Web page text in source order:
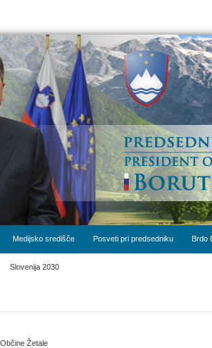
Medijsko središče Posveti pri predsedniku Brdo
Slovenija 2030
Žetale